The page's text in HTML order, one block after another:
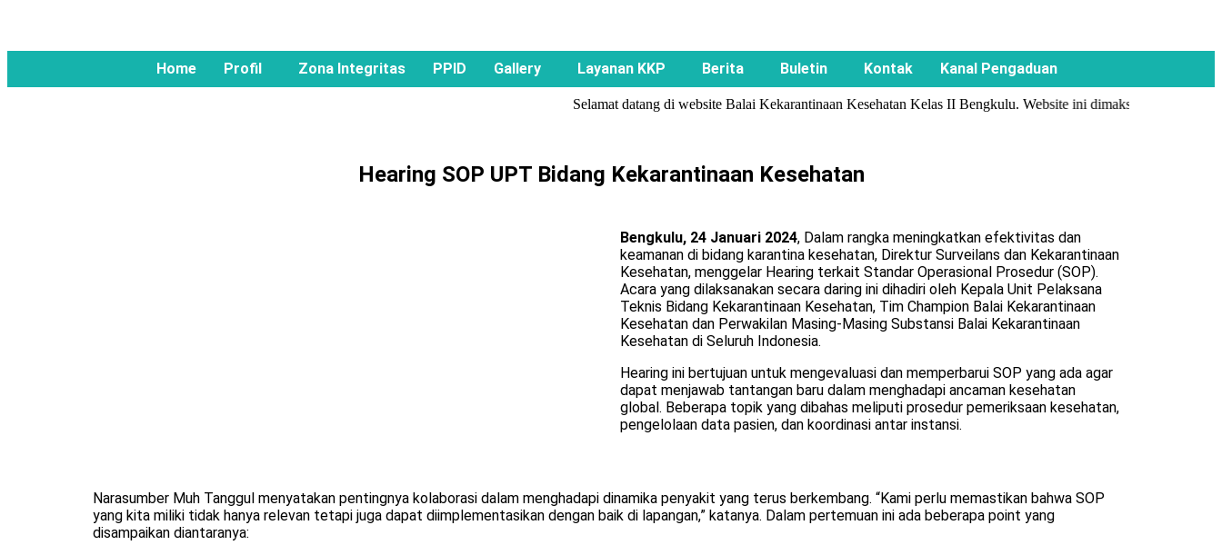
Home Profil Zona Integritas PPID Gallery Layanan KKP Berita Buletin Kontak Kanal Pengaduan
Selamat datang di website Balai Kekarantinaan Kesehatan Kelas II Bengkulu. Website ini dimaksudkan sebagai
Hearing SOP UPT Bidang Kekarantinaan Kesehatan
Bengkulu, 24 Januari 2024, Dalam rangka meningkatkan efektivitas dan
keamanan di bidang karantina kesehatan, Direktur Surveilans dan Kekarantinaan
Kesehatan, menggelar Hearing terkait Standar Operasional Prosedur (SOP).
Acara yang dilaksanakan secara daring ini dihadiri oleh Kepala Unit Pelaksana
Teknis Bidang Kekarantinaan Kesehatan, Tim Champion Balai Kekarantinaan
Kesehatan dan Perwakilan Masing-Masing Substansi Balai Kekarantinaan
Kesehatan di Seluruh Indonesia.
Hearing ini bertujuan untuk mengevaluasi dan memperbarui SOP yang ada agar
dapat menjawab tantangan baru dalam menghadapi ancaman kesehatan
global. Beberapa topik yang dibahas meliputi prosedur pemeriksaan kesehatan,
pengelolaan data pasien, dan koordinasi antar instansi.
Narasumber Muh Tanggul menyatakan pentingnya kolaborasi dalam menghadapi dinamika penyakit yang terus berkembang. “Kami perlu memastikan bahwa SOP
yang kita miliki tidak hanya relevan tetapi juga dapat diimplementasikan dengan baik di lapangan,” katanya. Dalam pertemuan ini ada beberapa point yang
disampaikan diantaranya: